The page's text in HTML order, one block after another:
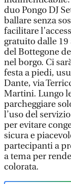
duo Pongo DJ
ballare senza
facilitare
gratuito dalle 19
del Bottegone
nel borgo. Ci
festa a piedi,
Dante, via
Martini. Lungo
parcheggiare
l’uso del
per evitare
sicura e
partecipanti a
a tema per
colorata.